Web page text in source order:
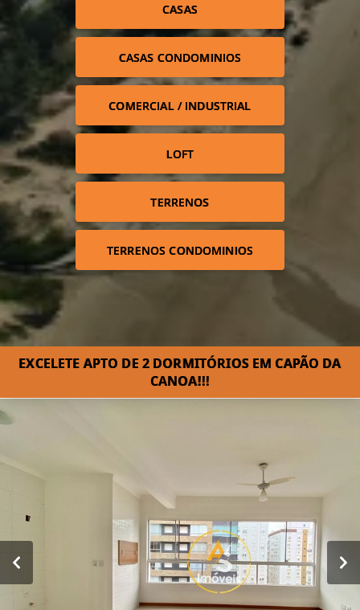
CASAS
CASAS CONDOMINIOS
COMERCIAL / INDUSTRIAL
LOFT
TERRENOS
TERRENOS CONDOMINIOS
EXCELETE APTO DE 2 DORMITÓRIOS EM CAPÃO DA
CANOA!!!